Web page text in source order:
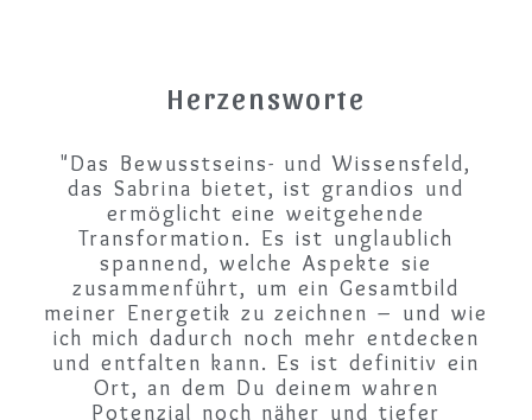
Herzensworte
"Das Bewusstseins- und Wissensfeld,
das Sabrina bietet, ist grandios und
ermöglicht eine weitgehende
Transformation. Es ist unglaublich
spannend, welche Aspekte sie
zusammenführt, um ein Gesamtbild
meiner Energetik zu zeichnen – und wie
ich mich dadurch noch mehr entdecken
und entfalten kann. Es ist definitiv ein
Ort, an dem Du deinem wahren
Potenzial noch näher und tiefer